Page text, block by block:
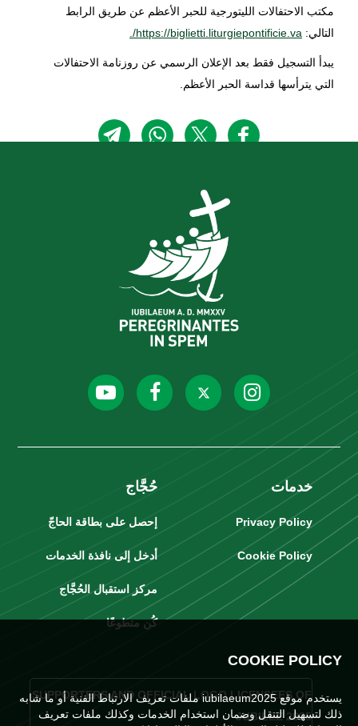
مكتب الاحتفالات الليتورجية للحبر الأعظم عن طريق الرابط
التالي: https://biglietti.liturgiepontificie.va/.
يبدأ التسجيل فقط بعد الإعلان الرسمي عن روزنامة الاحتفالات
التي يترأسها قداسة الحبر الأعظم.
خدمات
Privacy Policy
Cookie Policy
حُجَّاج
إحصل على بطاقة الحاجّ
أدخل إلى نافذة الخدمات
مركز استقبال الحُجَّاج
كُن متطوعًا
SUPPORTERS AND OFFICIAL LOGO LICENSEES OF
JUBILEE 2025
COOKIE POLICY
يستخدم موقع iubilaeum2025 ملفات تعريف الارتباط الفنية أو ما شابه
ذلك لتسهيل التنقل وضمان استخدام الخدمات وكذلك ملفات تعريف